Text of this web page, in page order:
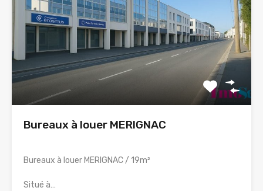
Bureaux à louer MERIGNAC
Bureaux à louer MERIGNAC / 19m²
Situé à…